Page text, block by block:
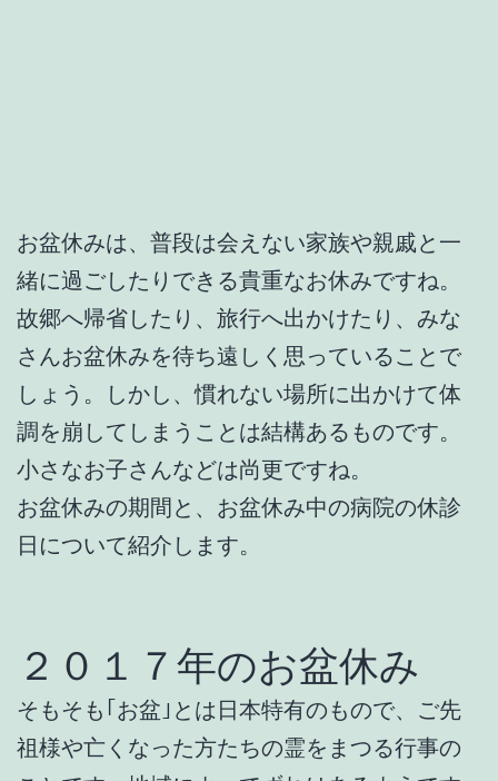
お盆休みは、普段は会えない家族や親戚と一
緒に過ごしたりできる貴重なお休みですね。
故郷へ帰省したり、旅行へ出かけたり、みな
さんお盆休みを待ち遠しく思っていることで
しょう。しかし、慣れない場所に出かけて体
調を崩してしまうことは結構あるものです。
小さなお子さんなどは尚更ですね。
お盆休みの期間と、お盆休み中の病院の休診
日について紹介します。
２０１７年のお盆休み
そもそも｢お盆｣とは日本特有のもので、ご先
祖様や亡くなった方たちの霊をまつる行事の